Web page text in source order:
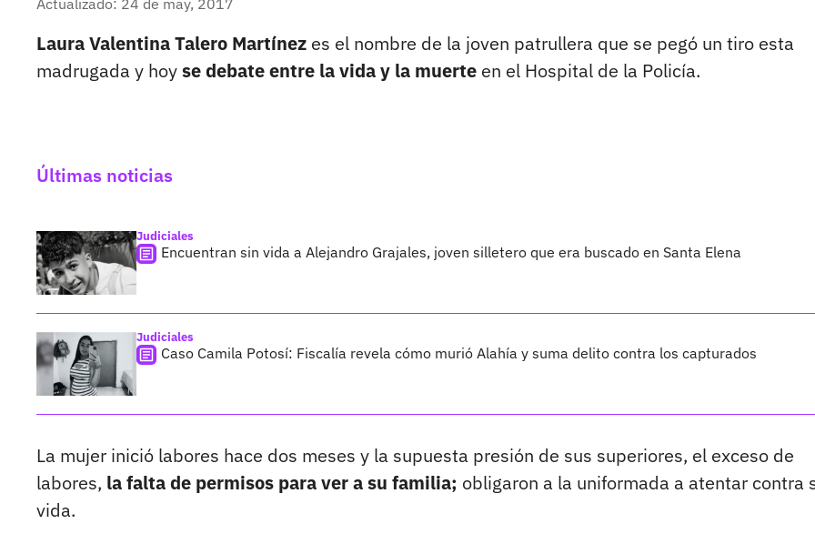
Actualizado: 24 de may, 2017
Laura Valentina Talero Martínez es el nombre de la joven patrullera que se pegó un tiro esta
madrugada y hoyse debate entre la vida y la muerte en el Hospital de la Policía.
Últimas noticias
Judiciales
Encuentran sin vida a Alejandro Grajales, joven silletero que era buscado en Santa Elena
Judiciales
Caso Camila Potosí: Fiscalía revela cómo murió Alahía y suma delito contra los capturados
La mujer inició labores hace dos meses y la supuesta presión de sus superiores, el exceso de
labores, la falta de permisos para ver a su familia; obligaron a la uniformada a atentar contra
vida.